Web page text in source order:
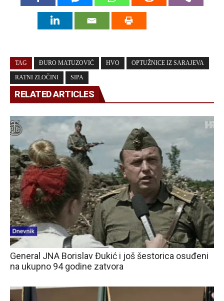
TAG ĐURO MATUZOVIĆ HVO OPTUŽNICE IZ SARAJEVA
RATNI ZLOČINI SIPA
RELATED ARTICLES
General JNA Borislav Đukić i još šestorica osuđeni
na ukupno 94 godine zatvora